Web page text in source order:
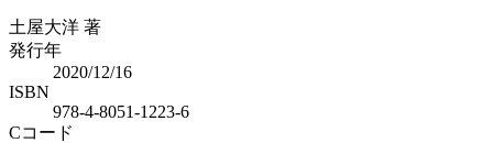
土屋大洋 著
発行年
2020/12/16
ISBN
978-4-8051-1223-6
Cコード